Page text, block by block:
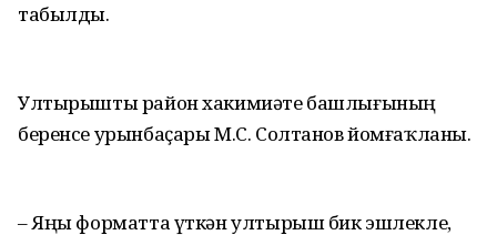
табылды.
Ултырышты район хакимиәте башлығының
беренсе урынбаҫары М.С. Солтанов йомғаҡланы.
– Яңы форматта үткән ултырыш бик эшлекле,